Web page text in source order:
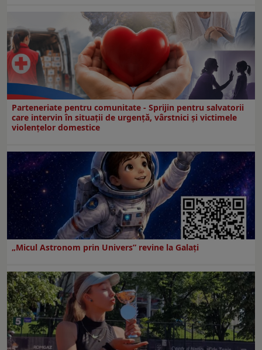
Parteneriate pentru comunitate - Sprijin pentru salvatorii
care intervin în situații de urgență, vârstnici și victimele
violențelor domestice
„Micul Astronom prin Univers” revine la Galați